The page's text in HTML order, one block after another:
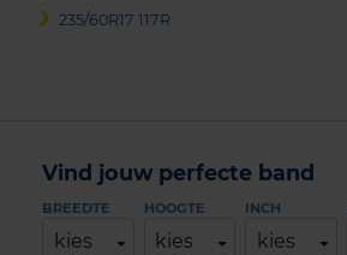
235/60R17 117R
Vind jouw perfecte band
BREEDTE
kies
HOOGTE
kies
INCH
kies